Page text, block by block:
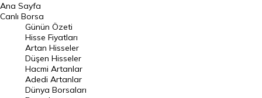
BIST 100 Hisseleri
En Çok Artan Hisseler
En Çok Düşen Hisseler
Hacmi Artanlar
Geçmiş Kapanışlar
Ana Sayfa
Canlı Borsa
Günün Özeti
Hisse Fiyatları
Artan Hisseler
Düşen Hisseler
Hacmi Artanlar
Adedi Artanlar
Dünya Borsaları